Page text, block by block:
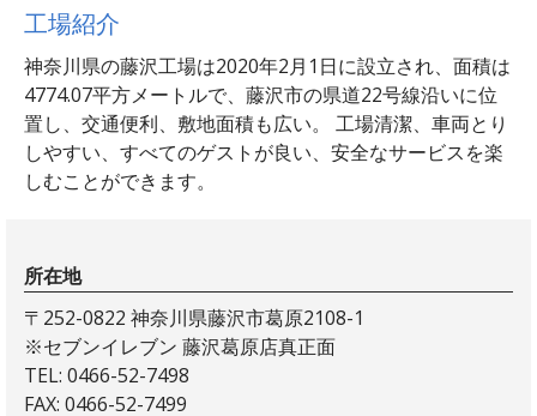
工場紹介
神奈川県の藤沢工場は2020年2月1日に設立され、面積は
4774.07平方メートルで、藤沢市の県道22号線沿いに位
置し、交通便利、敷地面積も広い。 工場清潔、車両とり
しやすい、すべてのゲストが良い、安全なサービスを楽
しむことができます。
所在地
〒252-0822 神奈川県藤沢市葛原2108-1
※セブンイレブン 藤沢葛原店真正面
TEL: 0466-52-7498
FAX: 0466-52-7499